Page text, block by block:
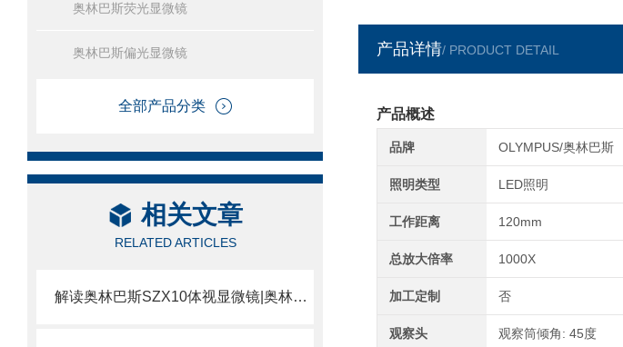
奥林巴斯荧光显微镜
奥林巴斯偏光显微镜
全部产品分类
相关文章
RELATED ARTICLES
解读奥林巴斯SZX10体视显微镜|奥林巴斯体视显微镜是什么？
产品详情/ PRODUCT DETAIL
产品概述
品牌 OLYMPUS/奥林巴斯
照明类型 LED照明
工作距离 120mm
总放大倍率 1000X
加工定制 否
观察头 观察筒倾角: 45度